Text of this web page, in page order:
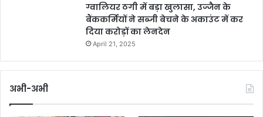
ग्वालियर ठगी में बड़ा खुलासा, उज्जैन के
बैंककर्मियों ने सब्जी बेचने के अकाउंट में कर
दिया करोड़ों का लेनदेन
April 21, 2025
अभी-अभी